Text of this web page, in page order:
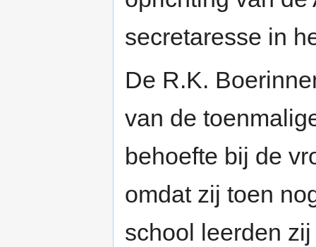
secretaresse in
De R.K.
van de
behoefte bij de
omdat zij toen
school leerden